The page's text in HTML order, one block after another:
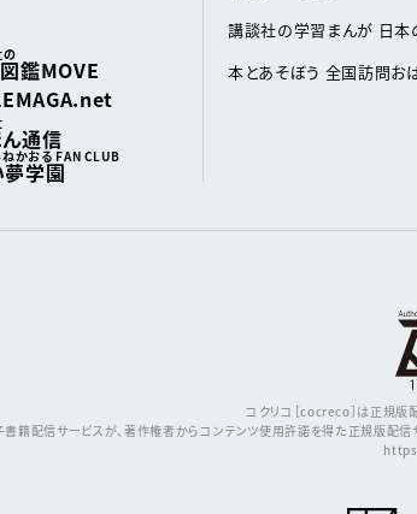
の
鑑MOVE
通信
ねかおる FAN CLUB
学園
講談社の学習まんが 日本
本とあそぼう 全国訪問お
コクリコ［cocreco］は正規版
籍配信サービスが、著作権者からコンテンツ使用許諾を得た正規版配信